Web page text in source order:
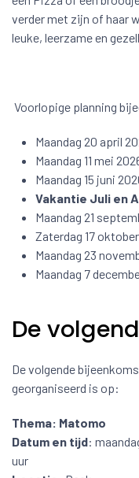
verder met zijn of haar
leuke, leerzame en
Voorlopige planning
Maandag 20 april
Maandag 11 mei
Maandag 15 juni
Vakantie Juli en
Maandag 21
Zaterdag 17
Maandag 23
Maandag 7
De
De volgende
georganiseerd is op:
Thema: Matomo
Datum en tijd:
uur